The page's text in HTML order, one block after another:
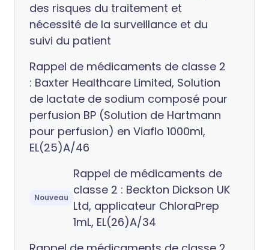
des risques du traitement et
nécessité de la surveillance et du
suivi du patient
Rappel de médicaments de classe 2
: Baxter Healthcare Limited, Solution
de lactate de sodium composé pour
perfusion BP (Solution de Hartmann
pour perfusion) en Viaflo 1000ml,
EL(25)A/46
Nouveau
Rappel de médicaments de
classe 2 : Beckton Dickson UK
Ltd, applicateur ChloraPrep
1mL, EL(26)A/34